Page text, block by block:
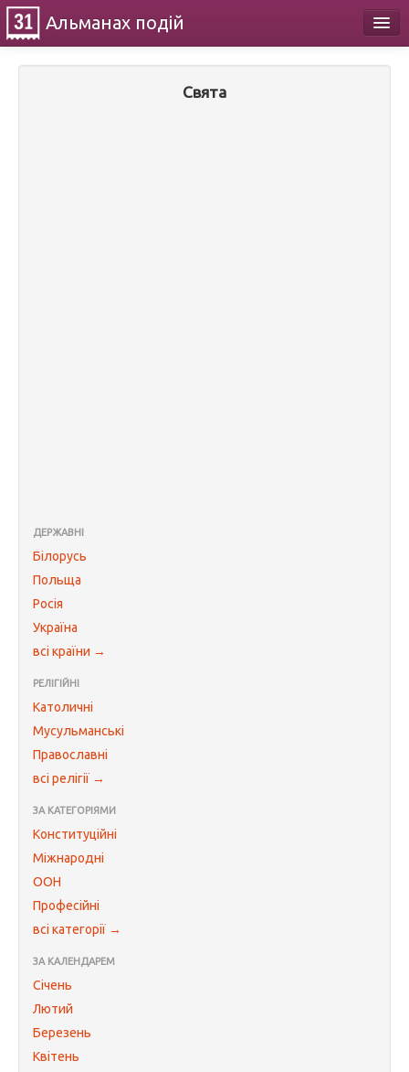
Альманах подій
Свята
ДЕРЖАВНІ
Білорусь
Польща
Росія
Україна
всі країни →
РЕЛІГІЙНІ
Католичні
Мусульманські
Православні
всі релігії →
ЗА КАТЕГОРІЯМИ
Конституційні
Міжнародні
ООН
Професійні
всі категорії →
ЗА КАЛЕНДАРЕМ
Січень
Лютий
Березень
Квітень